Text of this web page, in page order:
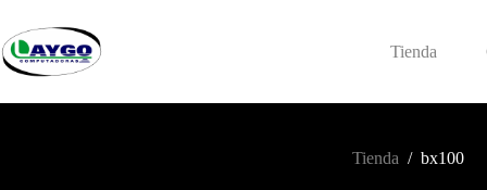
contenido
Tienda
Tienda / bx100